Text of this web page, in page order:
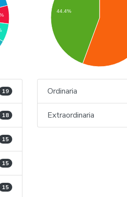
19
18
15
15
15
44.4%
Ordinaria
Extraordinaria